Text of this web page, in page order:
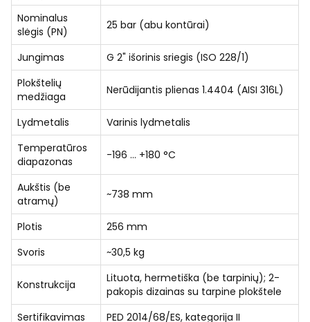
Nominalus
slėgis (PN)
25 bar (abu kontūrai)
Jungimas
G 2" išorinis sriegis (ISO 228/1)
Plokštelių
medžiaga
Nerūdijantis plienas 1.4404 (AISI 316L)
Lydmetalis
Varinis lydmetalis
Temperatūros
diapazonas
-196 … +180 °C
Aukštis (be
atramų)
~738 mm
Plotis
256 mm
Svoris
~30,5 kg
Konstrukcija
Lituota, hermetiška (be tarpinių); 2-
pakopis dizainas su tarpine plokštele
Sertifikavimas
PED 2014/68/ES, kategorija II